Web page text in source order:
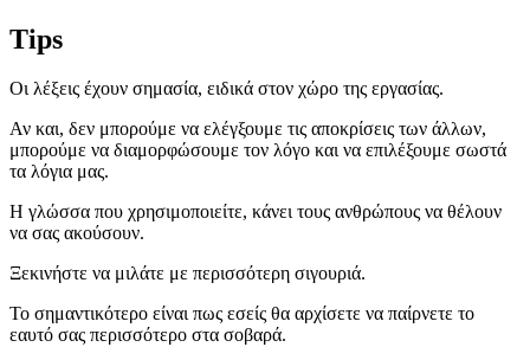
Tips
Οι λέξεις έχουν σημασία, ειδικά στον χώρο της εργασίας.
Αν και, δεν μπορούμε να ελέγξουμε τις αποκρίσεις των άλλων,
μπορούμε να διαμορφώσουμε τον λόγο και να επιλέξουμε σωστά
τα λόγια μας.
Η γλώσσα που χρησιμοποιείτε, κάνει τους ανθρώπους να θέλουν
να σας ακούσουν.
Ξεκινήστε να μιλάτε με περισσότερη σιγουριά.
Το σημαντικότερο είναι πως εσείς θα αρχίσετε να παίρνετε το
εαυτό σας περισσότερο στα σοβαρά.